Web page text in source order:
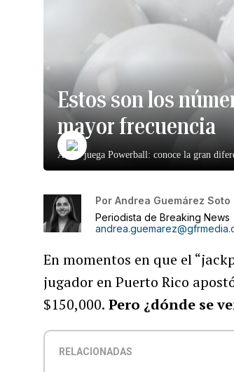
Estos son los
mayor frecuencia
Así se juega Powerball: conoce la gran
Por Andrea Guemárez Soto
Periodista de Breaking News
En momentos en que el
jugador en Puerto Rico
$150,000. Pero ¿dónde se
RELACIONADAS